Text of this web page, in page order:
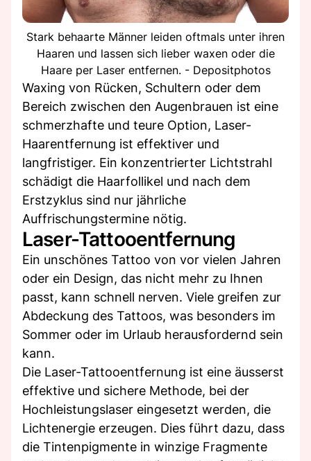
Stark behaarte Männer leiden oftmals unter ihren
Haaren und lassen sich lieber waxen oder die
Haare per Laser entfernen. - Depositphotos
Waxing von Rücken, Schultern oder dem
Bereich zwischen den Augenbrauen ist eine
schmerzhafte und teure Option, Laser-
Haarentfernung ist effektiver und
langfristiger. Ein konzentrierter Lichtstrahl
schädigt die Haarfollikel und nach dem
Erstzyklus sind nur jährliche
Auffrischungstermine nötig.
Laser-Tattooentfernung
Ein unschönes Tattoo von vor vielen Jahren
oder ein Design, das nicht mehr zu Ihnen
passt, kann schnell nerven. Viele greifen zur
Abdeckung des Tattoos, was besonders im
Sommer oder im Urlaub herausfordernd sein
kann.
Die Laser-Tattooentfernung ist eine äusserst
effektive und sichere Methode, bei der
Hochleistungslaser eingesetzt werden, die
Lichtenergie erzeugen. Dies führt dazu, dass
die Tintenpigmente in winzige Fragmente